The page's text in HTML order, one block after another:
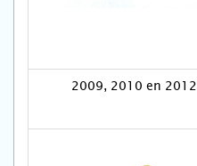
2009, 2010 en 2012